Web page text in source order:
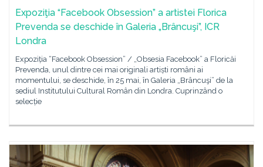
Expoziţia “Facebook Obsession” a artistei Florica
Prevenda se deschide în Galeria „Brâncuşi”, ICR
Londra
Expoziția “Facebook Obsession” / „Obsesia Facebook” a Floricăi
Prevenda, unul dintre cei mai originali artiști români ai
momentului, se deschide, în 25 mai, în Galeria „Brâncuşi” de la
sediul Institutului Cultural Român din Londra. Cuprinzând o
selecție